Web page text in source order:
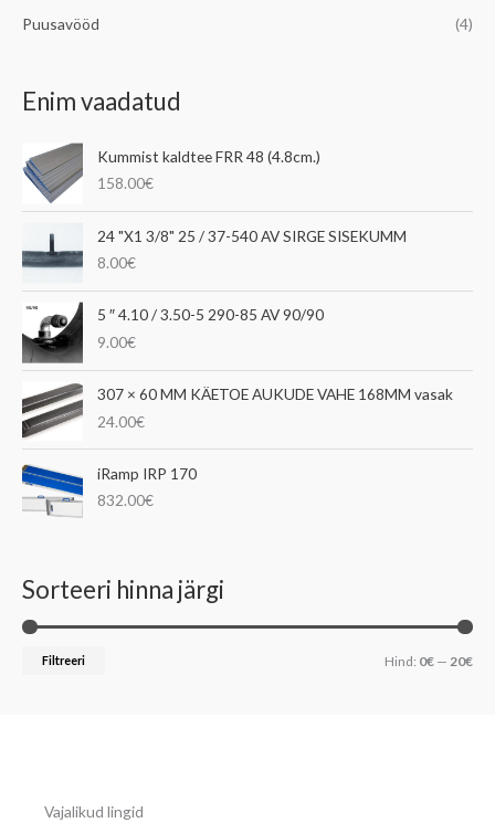
Puusavööd (4)
Enim vaadatud
Kummist kaldtee FRR 48 (4.8cm.)
158.00€
24 "X1 3/8" 25 / 37-540 AV SIRGE SISEKUMM
8.00€
5 ″ 4.10 / 3.50-5 290-85 AV 90/90
9.00€
307 × 60 MM KÄETOE AUKUDE VAHE 168MM vasak
24.00€
iRamp IRP 170
832.00€
Sorteeri hinna järgi
Filtreeri Hind: 0€ — 20€
Vajalikud lingid